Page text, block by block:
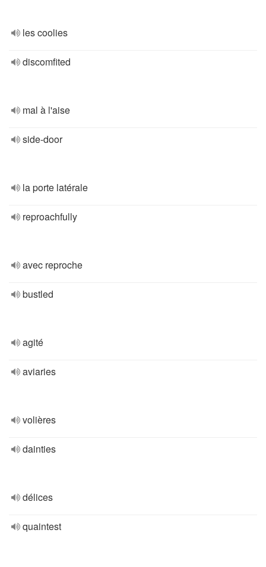
les coolies
discomfited
mal à l'aise
side-door
la porte latérale
reproachfully
avec reproche
bustled
agité
aviaries
volières
dainties
délices
quaintest